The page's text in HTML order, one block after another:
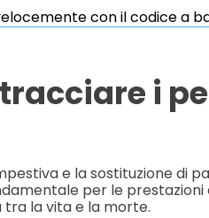
con il codice a
i
e la sostituzione di
per le prestazioni
la vita e la morte.